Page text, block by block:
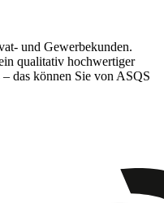
und Gewerbekunden.
qualitativ hochwertiger
– das können Sie von ASQS